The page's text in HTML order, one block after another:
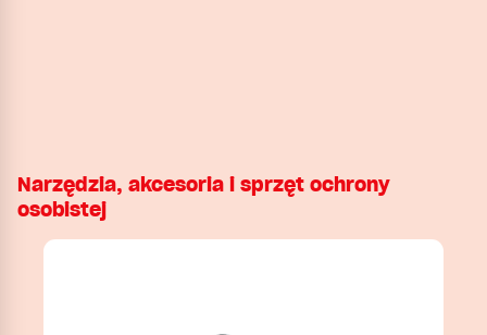
Narzędzia, akcesoria i sprzęt ochrony
osobistej